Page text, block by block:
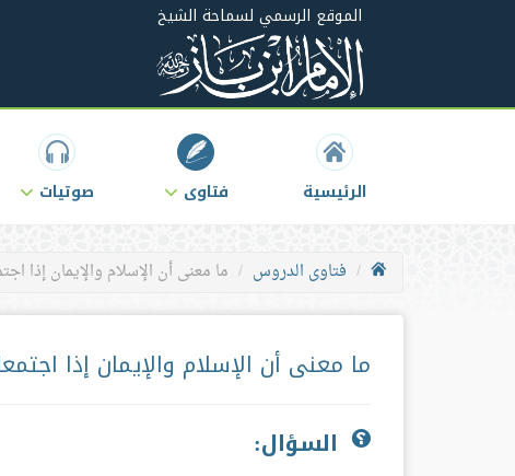
الموقع الرسمي لسماحة الشيخ
الرئيسية فتاوى صوتيات
فتاوى الدروس ما معنى أن الإسلام والإيمان إذا
ما معنى أن الإسلام والإيمان إذا
السؤال: